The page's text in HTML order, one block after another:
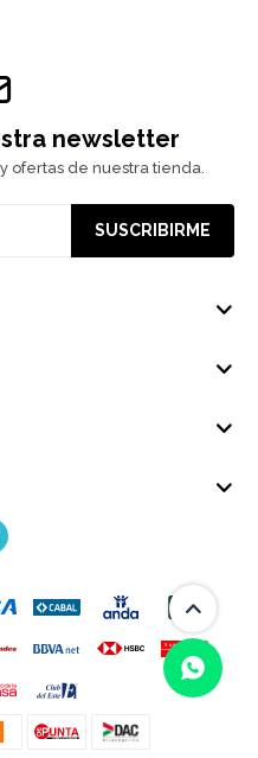
newsletter
ofertas de nuestra tienda.
SUSCRIBIRME